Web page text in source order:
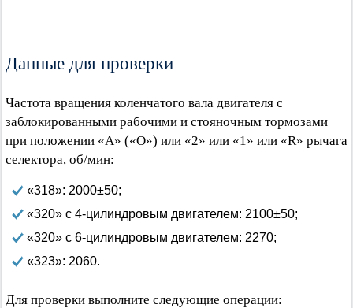
Данные для проверки
Частота вращения коленчатого вала двигателя с
заблокированными рабочими и стояночным тормозами
при положении «А» («О») или «2» или «1» или «R» рычага
селектора, об/мин:
«318»: 2000±50;
«320» с 4-цилиндровым двигателем: 2100±50;
«320» с 6-цилиндровым двигателем: 2270;
«323»: 2060.
Для проверки выполните следующие операции: